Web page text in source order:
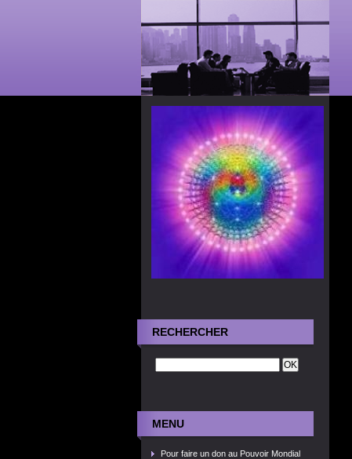
RECHERCHER
MENU
Pour faire un don au Pouvoir Mondial